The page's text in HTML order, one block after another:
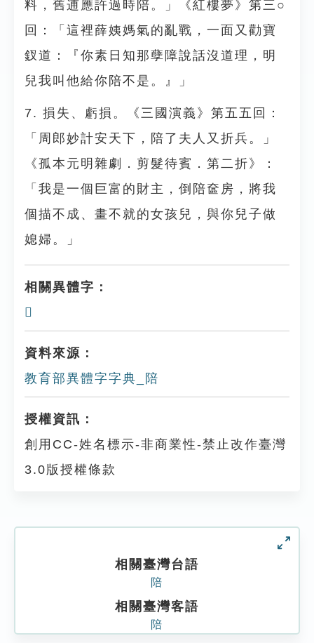
料，舊逋應許過時陪。」《紅樓夢》第三○
回：「這裡薛姨媽氣的亂戰，一面又勸寶
釵道：『你素日知那孽障說話沒道理，明
兒我叫他給你陪不是。』」
7. 損失、虧損。《三國演義》第五五回：
「周郎妙計安天下，陪了夫人又折兵。」
《孤本元明雜劇．剪髮待賓．第二折》：
「我是一個巨富的財主，倒陪奩房，將我
個描不成、畫不就的女孩兒，與你兒子做
媳婦。」
相關異體字：
𨻓
資料來源：
教育部異體字字典_陪
授權資訊：
創用CC-姓名標示-非商業性-禁止改作臺灣
3.0版授權條款
相關臺灣台語
陪
相關臺灣客語
陪